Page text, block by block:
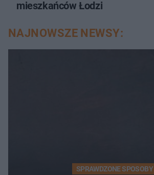
mieszkańców Łodzi
NAJNOWSZE NEWSY:
SPRAWDZONE SPOSOBY